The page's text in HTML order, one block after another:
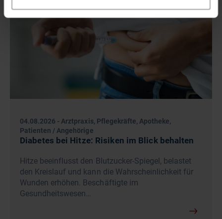
04.08.2026 - Arztpraxis, Pflegekräfte, Apotheke,
Patienten / Angehörige
Diabetes bei Hitze: Risiken im Blick behalten
Hitze beeinflusst den Blutzucker-Spiegel, belastet
den Kreislauf und kann die Wahrscheinlichkeit für
Wunden erhöhen. Beschäftigte im
Gesundheitswesen…